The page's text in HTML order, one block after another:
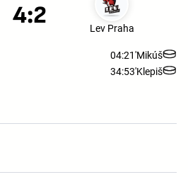
Lev Praha
4:2
04:21'Mikúš
34:53'Klepiš